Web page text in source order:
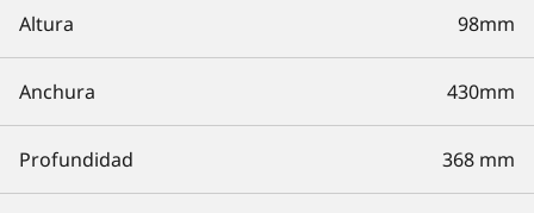
Altura 98mm
Anchura 430mm
Profundidad 368 mm